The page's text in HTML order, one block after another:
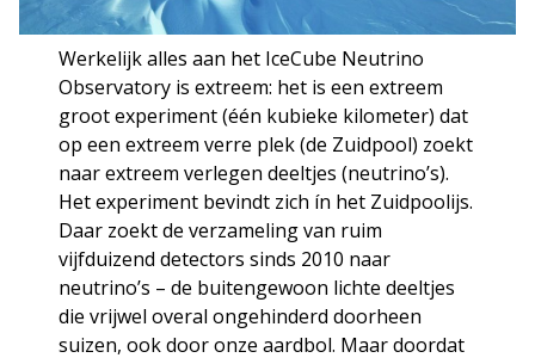
Werkelijk alles aan het IceCube Neutrino
Observatory is extreem: het is een extreem
groot experiment (één kubieke kilometer) dat
op een extreem verre plek (de Zuidpool) zoekt
naar extreem verlegen deeltjes (neutrino’s).
Het experiment bevindt zich ín het Zuidpoolijs.
Daar zoekt de verzameling van ruim
vijfduizend detectors sinds 2010 naar
neutrino’s – de buitengewoon lichte deeltjes
die vrijwel overal ongehinderd doorheen
suizen, ook door onze aardbol. Maar doordat